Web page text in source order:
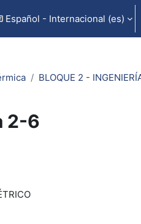
Español - Internacional ‎(es)‎
BLOQUE 2 -
2-6